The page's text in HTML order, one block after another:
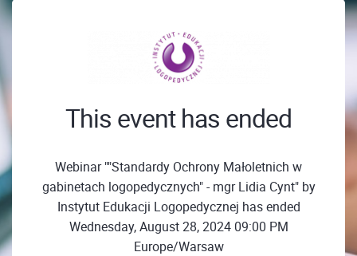
This event has ended
Webinar ""Standardy Ochrony Małoletnich w
gabinetach logopedycznych" - mgr Lidia Cynt" by
Instytut Edukacji Logopedycznej has ended
Wednesday, August 28, 2024 09:00 PM
Europe/Warsaw